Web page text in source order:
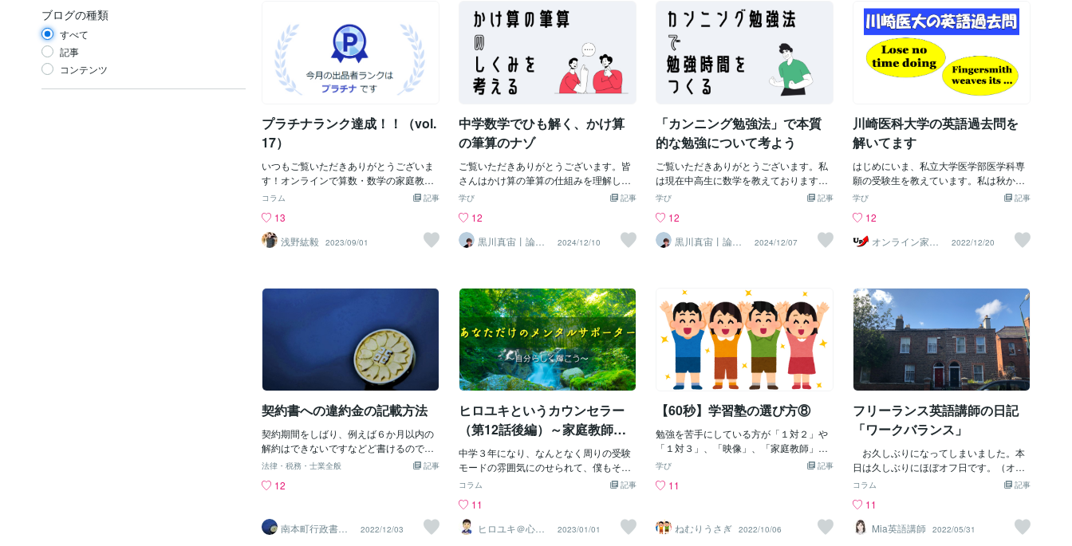
ブログの種類
すべて
記事
コンテンツ
す。ー あなたは、その目標を達成した自
分を想像できますか？もし想像できない
のであれば、目標をもっともっと具体的
にしてみましょう。例えば、「試験でい
い点数を取る」ではなく「試験で90点を
取る」「ダイエットに成功する」ではな
る」あるいは、「ダイエットして、着ら
れなくなったあの服をもう一度着る」こ
んな風に具体的にしてみてください。そ
して「試験が返却されて90点だった瞬間
の自分」「体重計に乗って数字が表示さ
れた瞬間の自分」「着られなくなった服
自分」を想像してみてください。目標を
達成する人は、当たり前のように、目標
を達成した自分を想像できています。目
目標に対してどこに位置しているのかが
す。だから、目標を達成できるのはいつ
も想定内なんです。奇跡だってそうで
す。「万が一そこで奇跡が起これば...」
なんて願いが、叶う瞬間を想像できてい
るから、起こる奇跡はすべて想定内なん
です。目標を達成するのは自分なりたい
自分になるのは自分これを決して忘れな
うことで、かける数・かけられる数の両
方を足し算の形にしたかけ算の筆算これ
をあえてやってみようと思います。最後
まで読んでいただけるとうれしいです。
▷ かける数・かけられる数の両方を足し
算の形にするさて、宣言通りかけられる
数も足し算の形にしてみましょう。その
のがこちら↓かけられる数も足し算の形
にすると次のようになります。これを、
例のごとく分配法則で展開します。さ
あ、本題です。これを筆算に落とし込む
とどうなるでしょうか？ヒント：かけ算
の筆算では、「0」は1マス左へずらしま
ります。□には「0」が入ります。2行目
の2□□は1行目に書いてしまってもいいか
もしれませんね。むしろ、そちらの方が
す。インド式かけ算というのは、ざっく
り言うと計算の仕組みを利用したはや
く・楽に計算できる処理システムです。
それでは、この筆算のやり方をシステム
化してみましょう。▷ “縦・縦・斜め・斜
め”キーワードは縦・縦・斜め・斜めとて
もシンプルです。では画像の筆算で進め
ていきます。【1】右縦をかけるまず右縦
をかけ算し、右づめで書きます。【2】左
縦をかける次は左縦を
強がしたくない人の2つに分けられます
が、勉強したいのにできていない現状が
ある人の多くは、学習カリキュラムを明
確にしてあげれば自然と学習時間が伸び
ていく場合がほとんどです。具体的に
は、・どの教材を・どんなやり方で・ど
んなペースでこなしていくのかを明確に
強したいけど何をどうすればいいか分か
らない」という状況を回避し、机に向か
えばいつでもすぐに意味のある勉強がで
きる状態を準備してあげられます。意外
にも学校で「勉強のやり方」って教わら
ないんですよね...。学校では宿題以上の
えないのが実情です。なので勉強した
い・しなくちゃいけないって思ってるの
にやり方が分からない学生が割と多くい
ていくということです。ではそもそも勉
強なんてしたくない、けれど親御さんが
心配して学習塾や家庭教師を頼るに至っ
た場合はどうでしょうか。もちろんこの
ようなご家庭ともたくさん面談をしまし
たが、この場合の多くは勉強に対しても
のすごく高いハードルを設定してしまっ
くなくて、頭を使わないといけなくて、
プラチナランク達成！！（vol.
17）
いつもご覧いただきありがとうございま
す！オンラインで算数・数学の家庭教師
を専門にしておりますぺぬいと申しま
成いたしました！始めた時に目標にして
いたプラチナランク。 今年の5月末にコ
コナラに登録し、最初の1ヶ月の依頼は1
頼をいただき、6月末からコンスタントに
コナラ登録から約3ヶ月、「プラチナラン
クになる！」という目標が達成できまし
た！ 数あるサービスの中、お目に留めて
いただきお声をかけてくださった皆様 サ
ービスのお気に入り登録をしてくださっ
た皆様 フォローをしてくださっている
方々 いつも本当にありがとうございま
ービスをご提供できるよう精進いたしま
すので、引き続きよろしくお願いいたし
ます！ 私は今年の3月に5年間勤めた高校
教員を退職し、現在はオンラインの予備
いと考えていますので、今後ともよろし
くお願いします！
記事
コラム
13
浅野紘毅 2023/09/01
中学数学でひも解く、かけ算
の筆算のナゾ
ご覧いただきありがとうございます。皆
さんはかけ算の筆算の仕組みを理解して
いますか？今回はタイトルにもある通
下げていきます。かけ算の筆算の仕組み
を理解することで、これからの計算がよ
りはやく・正確に工夫してできることで
筆算のナゾ ▶︎かけ算の筆算は〇〇法
則 ▶︎1マスの空白のナゾ ▶︎まとめ ▶︎
計算の工夫③かけ算の筆算をさらに深掘
りしよう①はじめにみなさんはかけ算の
筆算を習ったときのことを覚えています
か？「覚えている」という方は割と少な
いのではないでしょうか。なんせ小学校3
年生で習うことになっていますから
ね...。しかし、かけ算の筆算の使い方を
忘れたという方はほとんどいないと思い
ます。それはなぜかというと、かけ算の
筆算の使い方がとてもシンプルだからで
しょう。順にかけて最後にすべてを足
す。これだけです。強いて注意すべきと
１マス左にずらしてから書き始める、と
いうことくらいですかね。↑こんなふう
に。とは言え、当たり前すぎて意識すら
記事
学び
12
黒川真宙丨論理
で学ぶ数学の個
2024/12/10
「カンニング勉強法」で本質
的な勉強について考よう
ご覧いただきありがとうございます。私
は現在中高生に数学を教えております、
マヒロです。今回は、入試や定期テスト
を受験される大人の方に向けて、効果的
な学習法をご紹介いたします。ぜひ最後
まで読んでいただけると嬉しいです。さ
名の通り、カンニングを利用した勉強法
になります。試験本番では不貞行為とし
て厳しく罰せられるカンニングが、実は
試験で高得点を取るために有効的であ
る、という趣旨です。次の順に進めてい
きますので目安にしてください。【目
次】① カンニング勉強法 ▷ カンニング
② 「問題を解く」ことの本質 ▷ インプ
特化の勉強法③ 勉強時間をつくるきっか
けに① カンニング勉強法みなさんは、勉
強法をお持ちでしょうか？例えば赤シー
トでマーカーした箇所を隠してひたすら
これら以外にもさまざまなものがあると
思います。中には期日ギリギリになって
記事
学び
12
黒川真宙丨論理
で学ぶ数学の個
2024/12/07
川崎医科大学の英語過去問を
解いてます
はじめにいま、私立大学医学部医学科専
願の受験生を教えています。私は秋から
化学を担当しており、数学と英語は他の
期の学習を進めています。私は担当の化
学だけに専念していればよいのですが、
やはり他の科目も気にはなります。生徒
いされやすいですが、実は岡山県倉敷市
にあります。東京で家庭教師をしていた
頃、川崎医大を受験した生徒はいなかっ
たので、ほぼ未知の領域。そこで15年分
くらいの過去問を揃えて少しずつ解いて
います。その中から英語の問題で気にな
ったものをいくつかご紹介します。意外
なsharpA: Just one thing. We're going to
have a meeting at 11:30 sharp on June 1
0th. So be on time.B: ( )A: I have no idea.
Is it a problem?B: No, I've got a lunch dat
e, but it's OK.川崎医大、2006年設問は空
欄に当てはまる文を選びなさい、なので
すが、会話文の中に出てくるsharpはなか
ったりである」ことを意味します。Lose
no time in doingWe lost no time in calling
an ambulance (for) the person injured in
記事
学び
12
オンライン家庭
教師のUp先生
2022/12/20
契約書への違約金の記載方法
契約期間をしばり、例えば６か月以内の
解約はできないですなどど書けるのです
か、というご質問はよく受けます。結論
定められた期間以内に解約をされた場合
ですか？というのも、合わせてよくご質
問されます。こちらも結論としては、で
記事
法律・税務・士業全般
12
南本町行政書士
事務所
2022/12/03
ヒロユキというカウンセラー
（第12話後編）～家庭教師と
トライした高校受験～
中学３年になり、なんとなく周りの受験
モードの雰囲気にのせられて、僕もそろ
そろ勉強しなければと思うようになりま
て夏期講習に友達と行くことにしまし
た。能力開発センター（通称：能開）と
いわれる塾です。 夏期講習では毎日山の
記事
コラム
11
ヒロユキ＠心の
ケアナース
2023/01/01
【60秒】学習塾の選び方⑧
勉強を苦手にしている方が「１対２」や
「１対３」、「映像」、「家庭教師」で
学ぶのはよくないのでしょうか・・・❓
由・無駄が多く、集中力を保ちづらい
「１対３」の授業形式は集中力が奪われ
やすいというお話をしました。そうであ
記事
学び
11
ねむりうさぎ 2022/10/06
フリーランス英語講師の日記
「ワークバランス」
お久しぶりになってしまいました。本
日は久しぶりにほぼオフ日です。（オン
ラインレッスンだけ午後に少しスロット
師の勤務校が中間テストで採点業務・ワ
ークチェック・平常点算出などに追われ
ていました。学校のお仕事は年間で報酬
記事
コラム
11
Mia英語講師 2022/05/31